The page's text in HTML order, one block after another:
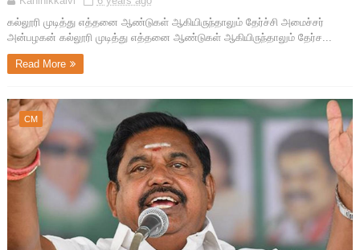
கல்லூரி முடித்து எத்தனை ஆண்டுகள் ஆகியிருந்தாலும் தேர்ச்சி அமைச்சர்
அன்பழகன் கல்லூரி முடித்து எத்தனை ஆண்டுகள் ஆகியிருந்தாலும் தேர்ச...
Read More
CM